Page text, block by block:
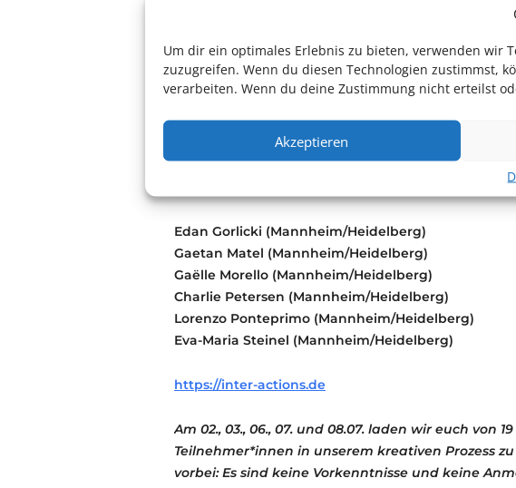
Um dir ein optimales Erlebnis zu bieten, verwenden wir
zuzugreifen. Wenn du diesen Technologien zustimmst,
verarbeiten. Wenn du deine Zustimmung nicht erteilst
Akzeptieren
Plattform für Tanz, in ihren Projekten die Grenze
Was erwartet dich?
Ein immersives Live-Experiment, das versucht,
Solidarität zu stiften.
Edan Gorlicki (Mannheim/Heidelberg)
Gaetan Matel (Mannheim/Heidelberg)
Gaëlle Morello (Mannheim/Heidelberg)
Charlie Petersen (Mannheim/Heidelberg)
Lorenzo Ponteprimo (Mannheim/Heidelberg)
Eva-Maria Steinel (Mannheim/Heidelberg)
https://inter-actions.de
Am 02., 03., 06., 07. und 08.07. laden wir euch von
Teilnehmer*innen in unserem kreativen Prozess
vorbei: Es sind keine Vorkenntnisse und keine